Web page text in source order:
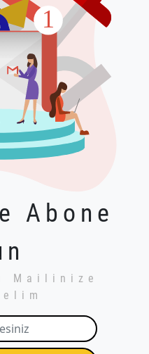
Abone
Mailinize